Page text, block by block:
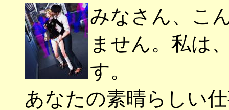
みなさん、こ
ません。私は
す。
あなたの素晴らしい